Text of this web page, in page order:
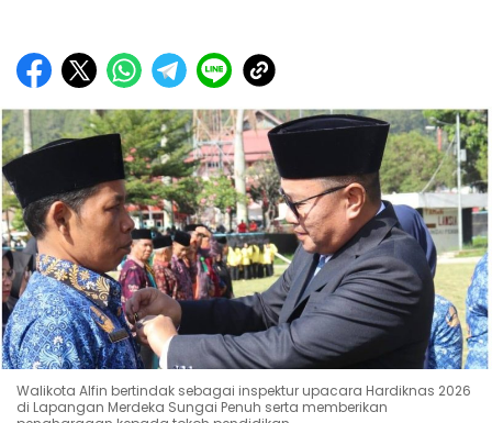
Walikota Alfin bertindak sebagai inspektur upacara Hardiknas 2026
di Lapangan Merdeka Sungai Penuh serta memberikan